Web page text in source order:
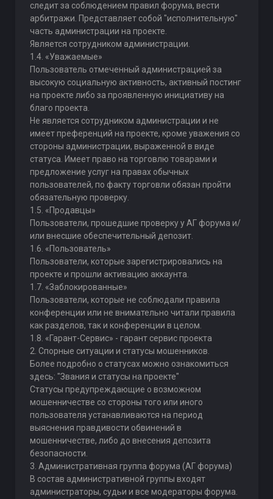
следит за соблюдением правил форума, вести
арбитражи. Представляет собой "исполнительную"
часть администрации на проекте.
Является сотрудником администрации.
1.4. «Уважаемые»
Пользователь отмеченный администрацией за
высокую социальную активность, активный постинг
на проекте либо за проявленную инициативу на
благо проекта.
Не является сотрудником администрации и не
имеет преференций на проекте, кроме уважения со
стороны администрации, выраженной в виде
статуса. Имеет право на торговлю товарами и
предложение услуг на правах обычных
пользователей, по факту торговли обязан пройти
обязательную проверку.
1.5. «Продавцы»
Пользователи, прошедшие проверку у АГ форума и/
или внесшие обеспечительный депозит.
1.6. «Пользователь»
Пользователи, которые зарегистрировались на
проекте и прошли активацию аккаунта.
1.7. «Заблокированные»
Пользователи, которые не соблюдали правила
конференции или не внимательно читали правила
как разделов, так и конференции в целом.
1.8. «Гарант-Сервис» - гарант сервис проекта
2. Спорные ситуации и статусы мошенников.
Более подробно о статусах можно ознакомиться
здесь: "Звания и статусы на проекте"
Статусы предупреждающие о возможном
мошенничестве со стороны того или иного
пользователя устанавливаются на период
выяснения правдивости обвинений в
мошенничестве, либо до внесения депозита
безопасности.
3. Административная группа форума (АГ форума)
В состав административной группы входят
администраторы, судьи и все модераторы форума.